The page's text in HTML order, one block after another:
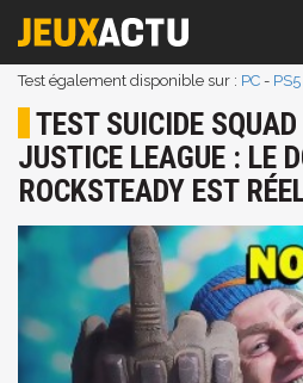
Test également disponible sur : PC - PS5
TEST SUICIDE
JUSTICE LEAGUE : LE
ROCKSTEADY EST